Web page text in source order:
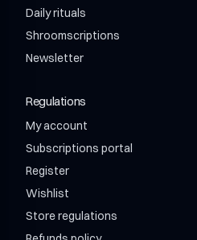
Shroom Power Adaptogen
Shroom Power Wellness
Shroom Relax Adaptogen
Shroom cotton tote bag
Daily rituals
Brain Bliss – Lion’s Mane 500 mg
Shroom X Bros Matcha Latte
Shroomscriptions
Shroom Power 12 / month
Shroom Mix 12 + 12 / month
Shroom Mix 24 + 24 / month
Newsletter
Regulations
My account
Subscriptions portal
Register
Wishlist
Store regulations